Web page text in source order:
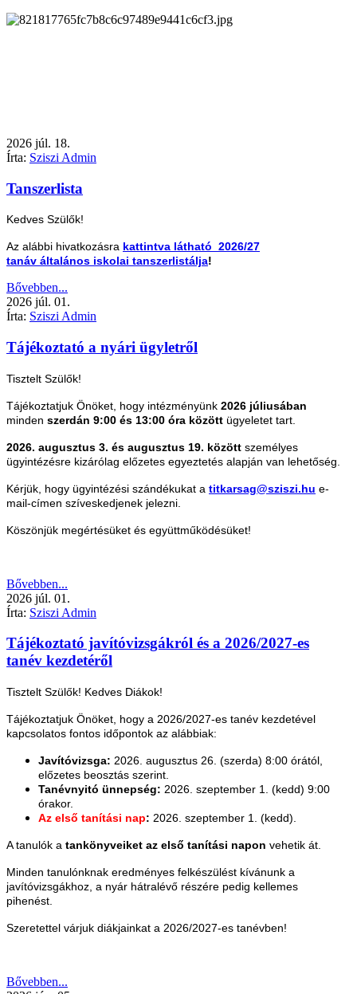
2026 júl. 18.
Írta: Sziszi Admin
Tanszerlista
Kedves Szülők!
Az alábbi hivatkozásra kattintva látható 2026/27
tanáv általános iskolai tanszerlistálja!
Bővebben...
2026 júl. 01.
Írta: Sziszi Admin
Tájékoztató a nyári ügyletről
Tisztelt Szülők!
Tájékoztatjuk Önöket, hogy intézményünk 2026 júliusában
minden szerdán 9:00 és 13:00 óra között ügyeletet tart.
2026. augusztus 3. és augusztus 19. között személyes
ügyintézésre kizárólag előzetes egyeztetés alapján van lehetőség.
Kérjük, hogy ügyintézési szándékukat a titkarsag@sziszi.hu e-
mail-címen szíveskedjenek jelezni.
Köszönjük megértésüket és együttműködésüket!
Bővebben...
2026 júl. 01.
Írta: Sziszi Admin
Tájékoztató javítóvizsgákról és a 2026/2027-es
tanév kezdetéről
Tisztelt Szülők! Kedves Diákok!
Tájékoztatjuk Önöket, hogy a 2026/2027-es tanév kezdetével
kapcsolatos fontos időpontok az alábbiak:
Javítóvizsga: 2026. augusztus 26. (szerda) 8:00 órától,
előzetes beosztás szerint.
Tanévnyitó ünnepség: 2026. szeptember 1. (kedd) 9:00
órakor.
Az első tanítási nap: 2026. szeptember 1. (kedd).
A tanulók a tankönyveiket az első tanítási napon vehetik át.
Minden tanulónknak eredményes felkészülést kívánunk a
javítóvizsgákhoz, a nyár hátralévő részére pedig kellemes
pihenést.
Szeretettel várjuk diákjainkat a 2026/2027-es tanévben!
Bővebben...